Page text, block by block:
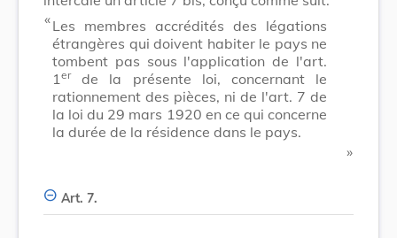
​ «Les membres accrédités des légations
étrangères qui doivent habiter le pays ne
tombent pas sous l'application de l'art.
1 erde la présente loi, concernant le
rationnement des pièces, ni de l'art. 7 de
la loi du 29 mars 1920 en ce qui concerne
la durée de la résidence dans le pays.
​ »
Art. 7.